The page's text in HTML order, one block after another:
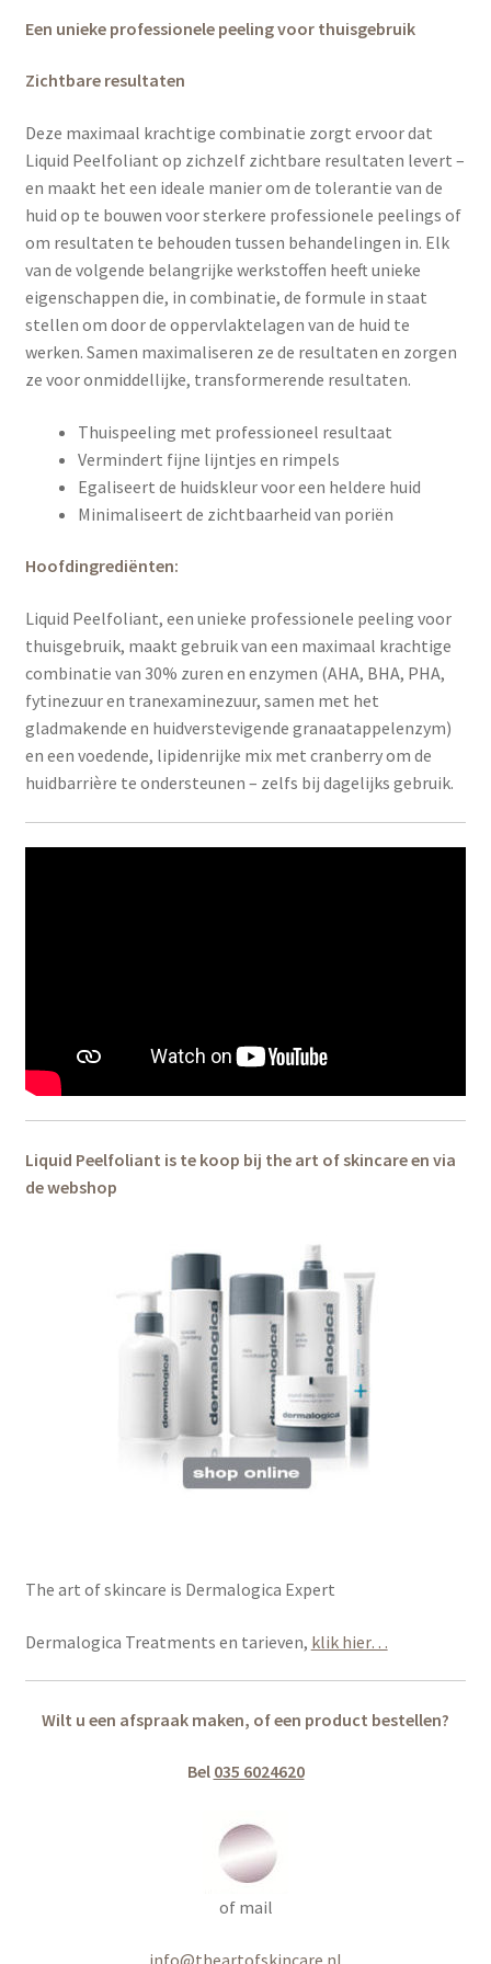
Een unieke professionele peeling voor thuisgebruik
Zichtbare resultaten
Deze maximaal krachtige combinatie zorgt ervoor dat
Liquid Peelfoliant op zichzelf zichtbare resultaten levert –
en maakt het een ideale manier om de tolerantie van de
huid op te bouwen voor sterkere professionele peelings of
om resultaten te behouden tussen behandelingen in. Elk
van de volgende belangrijke werkstoffen heeft unieke
eigenschappen die, in combinatie, de formule in staat
stellen om door de oppervlaktelagen van de huid te
werken. Samen maximaliseren ze de resultaten en zorgen
ze voor onmiddellijke, transformerende resultaten.
Thuispeeling met professioneel resultaat
Vermindert fijne lijntjes en rimpels
Egaliseert de huidskleur voor een heldere huid
Minimaliseert de zichtbaarheid van poriën
Hoofdingrediënten:
Liquid Peelfoliant, een unieke professionele peeling voor
thuisgebruik, maakt gebruik van een maximaal krachtige
combinatie van 30% zuren en enzymen (AHA, BHA, PHA,
fytinezuur en tranexaminezuur, samen met het
gladmakende en huidverstevigende granaatappelenzym)
en een voedende, lipidenrijke mix met cranberry om de
huidbarrière te ondersteunen – zelfs bij dagelijks gebruik.
Liquid Peelfoliant is te koop bij the art of skincare en via
de webshop
The art of skincare is Dermalogica Expert
Dermalogica Treatments en tarieven, klik hier…
Wilt u een afspraak maken, of een product bestellen?
Bel 035 6024620
of mail
info@theartofskincare.nl